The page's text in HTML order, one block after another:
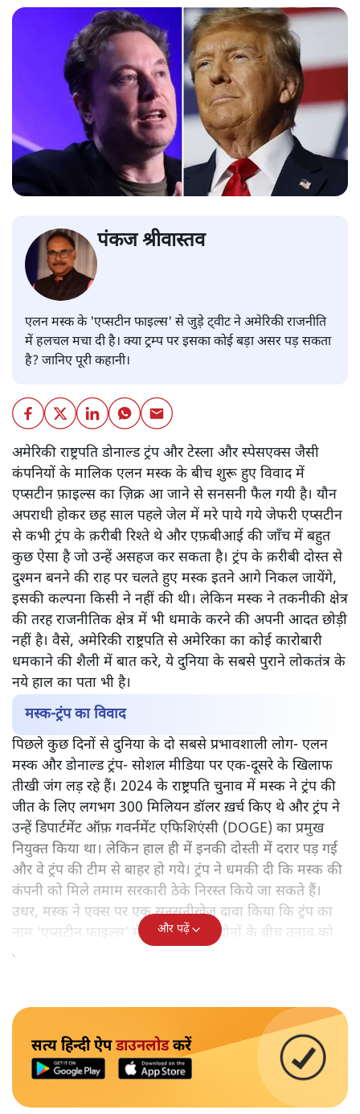
पंकज श्रीवास्तव
एलन मस्क के 'एप्सटीन फाइल्स' से जुड़े ट्वीट ने अमेरिकी राजनीति
में हलचल मचा दी है। क्या ट्रम्प पर इसका कोई बड़ा असर पड़ सकता
है? जानिए पूरी कहानी।
अमेरिकी राष्ट्रपति डोनाल्ड ट्रंप और टेस्ला और स्पेसएक्स जैसी
कंपनियों के मालिक एलन मस्क के बीच शुरू हुए विवाद में
एप्सटीन फ़ाइल्स का ज़िक्र आ जाने से सनसनी फैल गयी है। यौन
अपराधी होकर छह साल पहले जेल में मरे पाये गये जेफरी एप्सटीन
से कभी ट्रंप के क़रीबी रिश्ते थे और एफ़बीआई की जाँच में बहुत
कुछ ऐसा है जो उन्हें असहज कर सकता है। ट्रंप के क़रीबी दोस्त से
दुश्मन बनने की राह पर चलते हुए मस्क इतने आगे निकल जायेंगे,
इसकी कल्पना किसी ने नहीं की थी। लेकिन मस्क ने तकनीकी क्षेत्र
की तरह राजनीतिक क्षेत्र में भी धमाके करने की अपनी आदत छोड़ी
नहीं है। वैसे, अमेरिकी राष्ट्रपति से अमेरिका का कोई कारोबारी
धमकाने की शैली में बात करे, ये दुनिया के सबसे पुराने लोकतंत्र के
नये हाल का पता भी है।
मस्क-ट्रंप का विवाद
पिछले कुछ दिनों से दुनिया के दो सबसे प्रभावशाली लोग- एलन
मस्क और डोनाल्ड ट्रंप- सोशल मीडिया पर एक-दूसरे के खिलाफ
तीखी जंग लड़ रहे हैं। 2024 के राष्ट्रपति चुनाव में मस्क ने ट्रंप की
जीत के लिए लगभग 300 मिलियन डॉलर ख़र्च किए थे और ट्रंप ने
उन्हें डिपार्टमेंट ऑफ़ गवर्नमेंट एफिशिएंसी (DOGE) का प्रमुख
नियुक्त किया था। लेकिन हाल ही में इनकी दोस्ती में दरार पड़ गई
और वे ट्रंप की टीम से बाहर हो गये। ट्रंप ने धमकी दी कि मस्क की
कंपनी को मिले तमाम सरकारी ठेके निरस्त किये जा सकते हैं।
उधर, मस्क ने एक्स पर एक सनसनीखेज दावा किया कि ट्रंप का
नाम ‘एप्सटीन फाइल्स’ में है। इस दावे ने दोनों के बीच तनाव को
और बढ़ा दिया।
और पढ़ें
सत्य हिन्दी ऐपडाउनलोडकरें